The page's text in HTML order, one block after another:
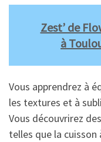
Zest’ de
à
Vous apprendrez à
les textures et à
Vous découvrirez
telles que la cuisson